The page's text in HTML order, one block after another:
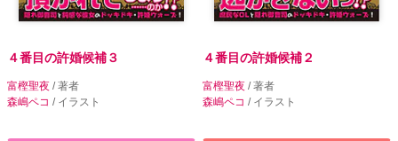
４番目の許婚候補３
富樫聖夜 / 著者
森嶋ペコ / イラスト
４番目の許婚候補２
富樫聖夜 / 著者
森嶋ペコ / イラスト